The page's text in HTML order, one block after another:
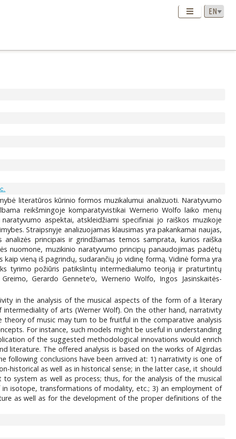
literatūros kūrinio formos muzikalumui analizuoti. Naratyvumo
reikšmingoje komparatyvistikai Wernerio Wolfo laiko menų
aspektai, atskleidžiami specifiniai jo raiškos muzikoje
Straipsnyje analizuojamas klausimas yra pakankamai naujas,
principais ir grindžiamas temos samprata, kurios raiška
nuomone, muzikinio naratyvumo principų panaudojimas padėtų
vieną iš pagrindų, sudarančių jo vidinę formą. Vidinė forma yra
tyrimo požiūris patikslintų intermedialumo teoriją ir praturtintų
Gerardo Gennete‘o, Wernerio Wolfo, Ingos Jasinskaitės-
in the analysis of the musical aspects of the form of a literary
of arts (Werner Wolf). On the other hand, narrativity
of music may turn to be fruitful in the comparative analysis
For instance, such models might be useful in understanding
of the suggested methodological innovations would enrich
literature. The offered analysis is based on the works of Algirdas
following conclusions have been arrived at: 1) narrativity is one of
as well as in historical sense; in the latter case, it should
system as well as process; thus, for the analysis of the musical
isotope, transformations of modality, etc.; 3) an employment of
as well as for the development of the proper definitions of the